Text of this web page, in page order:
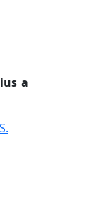
a